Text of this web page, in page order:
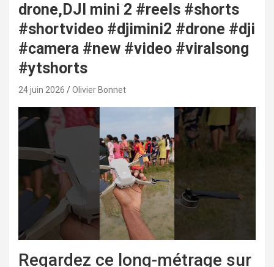
drone,DJI mini 2 #reels #shorts
#shortvideo #djimini2 #drone #dji
#camera #new #video #viralsong
#ytshorts
24 juin 2026 Olivier Bonnet
Regardez ce long-métrage sur